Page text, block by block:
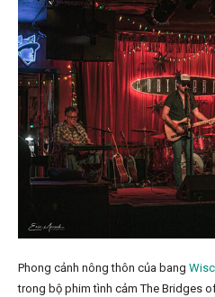
Phong cảnh nông thôn của bang
trong bộ phim tình cảm The Bridges